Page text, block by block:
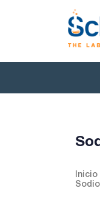
Inicio